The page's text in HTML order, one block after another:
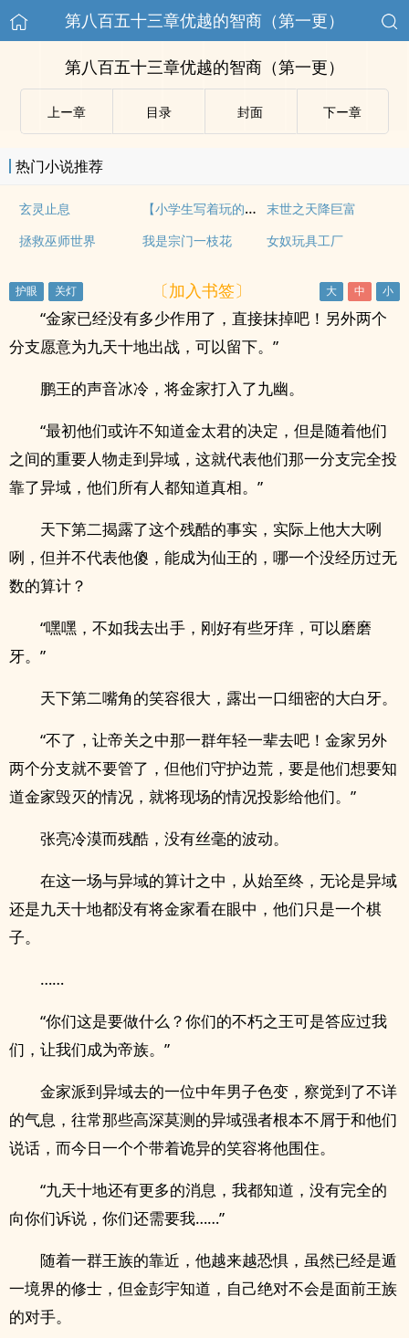
第八百五十三章优越的智商（第一更）
第八百五十三章优越的智商（第一更）
上ー章 目录 封面 下ー章
热门小说推荐
玄灵止息 【小学生写着玩的重口味】
末世之天降巨富
拯救巫师世界
我是宗门一枝花 女奴玩具工厂
〔加入书签〕
“金家已经没有多少作用了，直接抹掉吧！另外两个
分支愿意为九天十地出战，可以留下。”
鹏王的声音冰冷，将金家打入了九幽。
“最初他们或许不知道金太君的决定，但是随着他们
之间的重要人物走到异域，这就代表他们那一分支完全投
靠了异域，他们所有人都知道真相。”
天下第二揭露了这个残酷的事实，实际上他大大咧
咧，但并不代表他傻，能成为仙王的，哪一个没经历过无
数的算计？
“嘿嘿，不如我去出手，刚好有些牙痒，可以磨磨
牙。”
天下第二嘴角的笑容很大，露出一口细密的大白牙。
“不了，让帝关之中那一群年轻一辈去吧！金家另外
两个分支就不要管了，但他们守护边荒，要是他们想要知
道金家毁灭的情况，就将现场的情况投影给他们。”
张亮冷漠而残酷，没有丝毫的波动。
在这一场与异域的算计之中，从始至终，无论是异域
还是九天十地都没有将金家看在眼中，他们只是一个棋
子。
……
“你们这是要做什么？你们的不朽之王可是答应过我
们，让我们成为帝族。”
金家派到异域去的一位中年男子色变，察觉到了不详
的气息，往常那些高深莫测的异域强者根本不屑于和他们
说话，而今日一个个带着诡异的笑容将他围住。
“九天十地还有更多的消息，我都知道，没有完全的
向你们诉说，你们还需要我……”
随着一群王族的靠近，他越来越恐惧，虽然已经是遁
一境界的修士，但金彭宇知道，自己绝对不会是面前王族
的对手。